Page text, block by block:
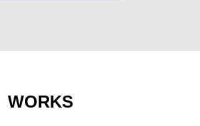
WORKS